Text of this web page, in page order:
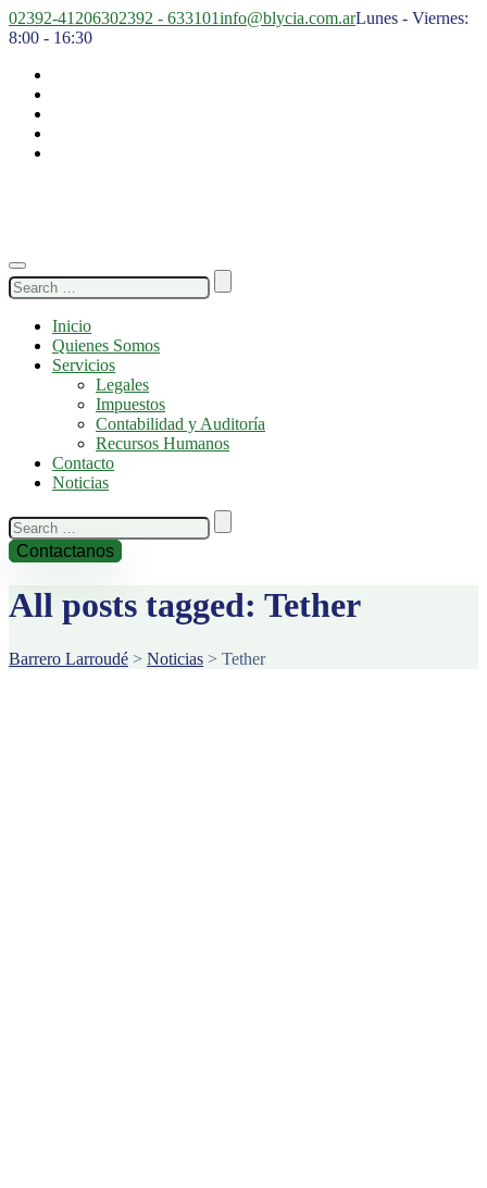
02392-41206302392 - 633101info@blycia.com.arLunes - Viernes:
8:00 - 16:30
Search
for:
Inicio
Quienes Somos
Servicios
Legales
Impuestos
Contabilidad y Auditoría
Recursos Humanos
Contacto
Noticias
Search
for:
Contactanos
All posts tagged: Tether
Barrero Larroudé > Noticias > Tether